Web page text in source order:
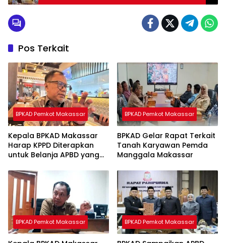
Pos Terkait
BPKAD Pemkot Makassar
Kepala BPKAD Makassar
Harap KPPD Diterapkan
untuk Belanja APBD yang
BPKAD Pemkot Makassar
BPKAD Gelar Rapat Terkait
Tanah Karyawan Pemda
Manggala Makassar
BPKAD Pemkot Makassar BPKAD Pemkot Makassar